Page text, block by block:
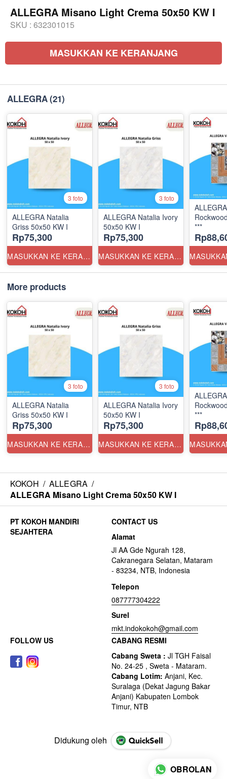
ALLEGRA Misano Light Crema 50x50 KW I
SKU : 632301015
MASUKKAN KE KERANJANG
ALLEGRA(21)
3 foto
ALLEGRA Natalia
Griss 50x50 KW I
Rp75,300
MASUKKAN KE KERANJANG
3 foto
ALLEGRA Natalia Ivory
50x50 KW I
Rp75,300
MASUKKAN KE KERANJANG
***
More products
3 foto
ALLEGRA Natalia
Griss 50x50 KW I
Rp75,300
MASUKKAN KE KERANJANG
3 foto
ALLEGRA Natalia Ivory
50x50 KW I
Rp75,300
MASUKKAN KE KERANJANG
***
KOKOH / ALLEGRA /
ALLEGRA Misano Light Crema 50x50 KW I
CONTACT US
Alamat
Jl AA Gde Ngurah 128,
Cakranegara Selatan, Mataram
- 83234, NTB, Indonesia
Telepon
087777304222
Surel
mkt.indokokoh@gmail.com
FOLLOW US
CABANG RESMI
Didukung oleh
OBROLAN